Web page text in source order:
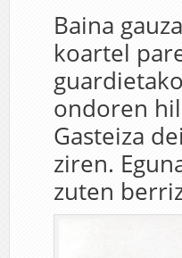
Baina
koartel
ondoren
Gasteiza
ziren.
zuten